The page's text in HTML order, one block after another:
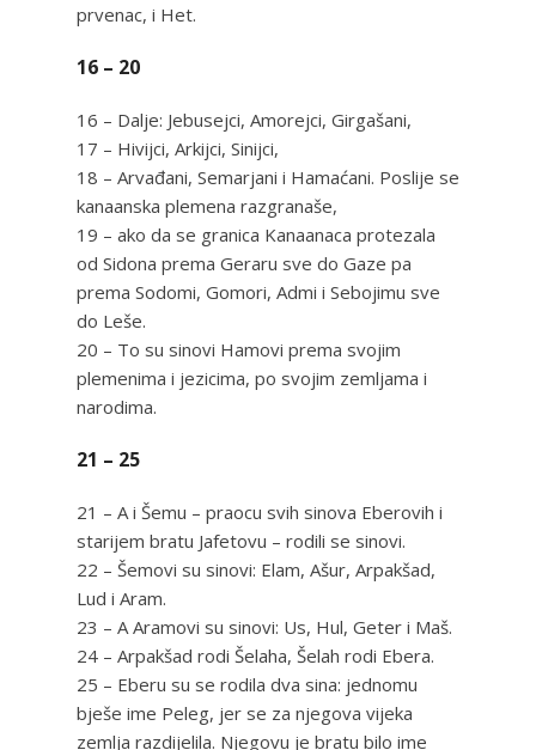
prvenac, i Het.
16 – 20
16 – Dalje: Jebusejci, Amorejci, Girgašani,
17 – Hivijci, Arkijci, Sinijci,
18 – Arvađani, Semarjani i Hamaćani. Poslije se
kanaanska plemena razgranaše,
19 – ako da se granica Kanaanaca protezala
od Sidona prema Geraru sve do Gaze pa
prema Sodomi, Gomori, Admi i Sebojimu sve
do Leše.
20 – To su sinovi Hamovi prema svojim
plemenima i jezicima, po svojim zemljama i
narodima.
21 – 25
21 – A i Šemu – praocu svih sinova Eberovih i
starijem bratu Jafetovu – rodili se sinovi.
22 – Šemovi su sinovi: Elam, Ašur, Arpakšad,
Lud i Aram.
23 – A Aramovi su sinovi: Us, Hul, Geter i Maš.
24 – Arpakšad rodi Šelaha, Šelah rodi Ebera.
25 – Eberu su se rodila dva sina: jednomu
bješe ime Peleg, jer se za njegova vijeka
zemlja razdijelila. Njegovu je bratu bilo ime